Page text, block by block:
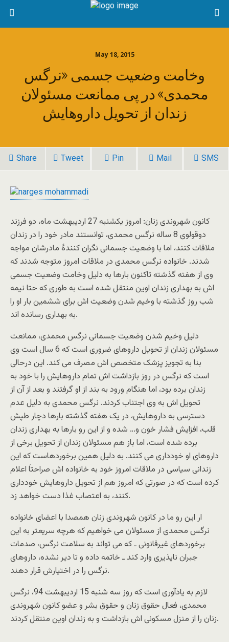
May 18, 2015
وخامت وضعیت جسمی «نرگس
محمدی» در پی ممانعت مسئولان
زندان از تحویل داروهایش
Share Tweet Pin Mail SMS
کانون شهروندی زنان: امروز یکشنبه 27 اردیبهشت ماه، دو فرزند
دوقولوی 8 ساله نرگس محمدی، توانستند مادر خود را در زندان
ملاقات کنند، اما با وضعیت جسمانی نگران کنندۀ مادرشان مواجه
شدند. خانواده نرگس محمدی در ملاقات امروز متوجه شدند که
وی از هفته گذشته تاکنون بارها به دلیل وخامت وضعیت جسمی
اش به بهداری زندان اوین منتقل شده است به طوری که حتا نیمه
شب روز گذشته با وخیم شدن وضعیت اش برای ششمین بار او را
به بهداری رسانده اند.
دلیل وخیم شدن وضعیت جسمانی نرگس محمدی، ممانعت
مسئولان زندان از تحویل داروهای ضروری است که 6 سال است وی
بنا به تجویز پزشک متخصص اش مصرف می کند. این درحالی
است که نرگس در روز بازداشت اش تمام داروهایش را با خود به
زندان برده بود، اما هنگام ورود به بند از او گرفتند و بعد از آن از
تحویل اش به وی اجتناب کردند. نرگس محمدی به دلیل عدم
دسترسی به داروهایش، در یک هفته گذشته بارها دچار طپش
قلب، افزایش فشار خون و… شده و از این رو بارها به بهداری زندان
برده شده است، اما باز هم مسئولان زندان از تحویل برخی از
داروهای او خودداری می کنند. به دلیل همین برخوردهاست که این
زندانی سیاسی در ملاقات امروز خود به خانواده اش صراحتاَ اعلام
کرده است که در صورتی که امروز هم از تحویل داروهایش خودداری
کنند، به اعتصاب غذا دست خواهد زد.
ار این رو ما در کانون شهروندی زنان همصدا با اعضای خانواده
نرگس محمدی از مسئولان می خواهیم که هرچه سریعتر به این
برخوردهای غیرقانونی ـ که می تواند به سلامت نرگس، صدمات
جبران ناپذیری وارد کند ـ خاتمه داده و تا دیر نشده، داروهای
نرگس را در اختیارش قرار دهند.
لازم به یادآوری است که روز سه شنبه 15 اردیبهشت 94، نرگس
محمدی، فعال حقوق زنان و حقوق بشر و عضو کانون شهروندی
زنان را از منزل مسکونی اش بازداشت و به زندان اوین منتقل کردند.